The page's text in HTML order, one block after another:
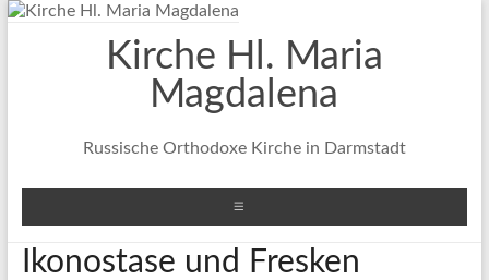
Zum
Kirche Hl. Maria
Magdalena
Russische Orthodoxe Kirche in Darmstadt
Ikonostase und Fresken